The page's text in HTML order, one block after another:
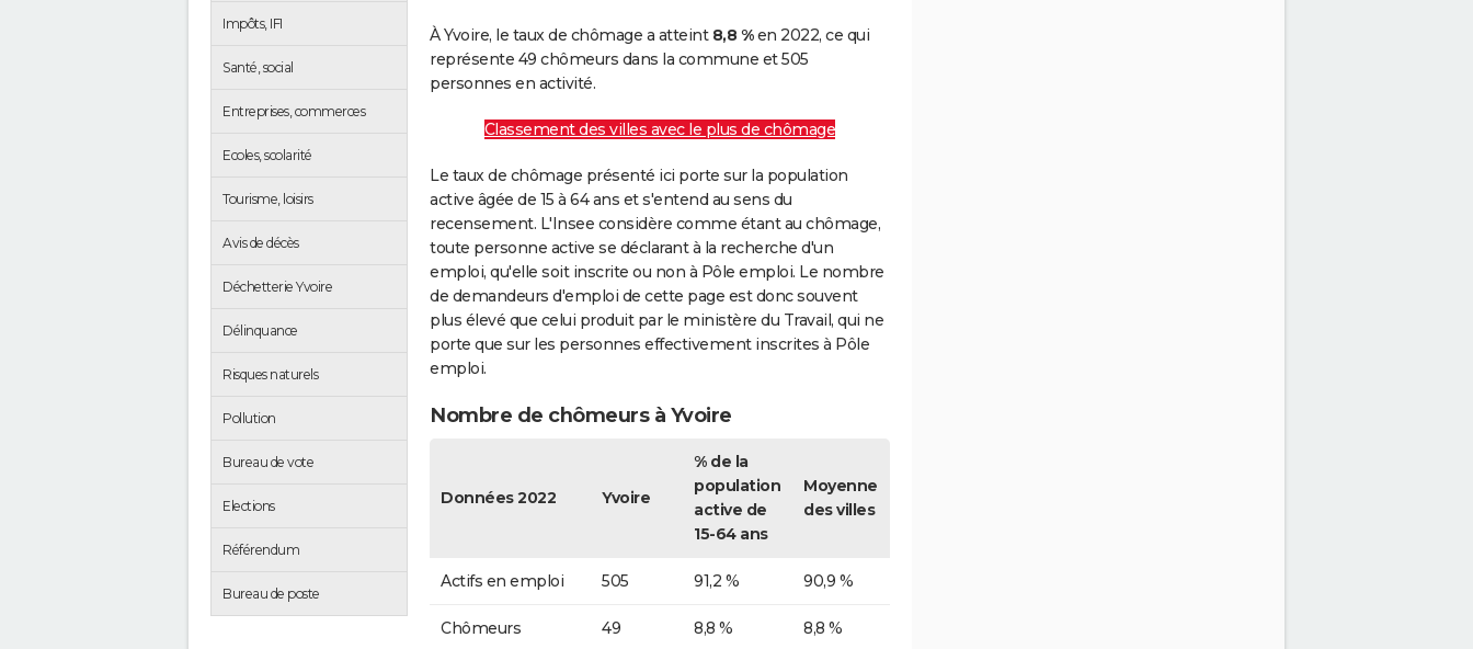
Impôts, IFI
Santé, social
Entreprises, commerces
Ecoles, scolarité
Tourisme, loisirs
Avis de décès
Déchetterie Yvoire
Délinquance
Risques naturels
Pollution
Bureau de vote
Elections
Référendum
Bureau de poste
À Yvoire, le taux de chômage a atteint 8,8 %en 2022, ce qui
représente 49 chômeurs dans la commune et 505
personnes en activité.
Classement des villes avec le plus de chômage
Le taux de chômage présenté ici porte sur la population
active âgée de 15 à 64 ans et s'entend au sens du
recensement. L'Insee considère comme étant au chômage,
toute personne active se déclarant à la recherche d'un
emploi, qu'elle soit inscrite ou non à Pôle emploi. Le nombre
de demandeurs d'emploi de cette page est donc souvent
plus élevé que celui produit par le ministère du Travail, qui ne
porte que sur les personnes effectivement inscrites à Pôle
emploi.
Nombre de chômeurs à Yvoire
Données 2022 Yvoire
% de la
population
active de
15-64 ans
Moyenne
des villes
Actifs en emploi 505 91,2 % 90,9 %
Chômeurs 49 8,8 % 8,8 %